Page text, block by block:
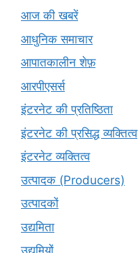
आज की खबरें
आधुनिक समाचार
आपातकालीन शेफ़
आरपीएसर्स
इंटरनेट की प्रतिष्ठिता
इंटरनेट की प्रसिद्ध व्यक्तित्व
इंटरनेट व्यक्तित्व
उत्पादक (Producers)
उत्पादकों
उद्यमिता